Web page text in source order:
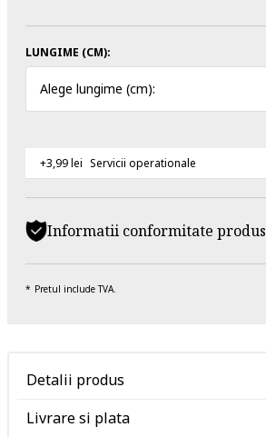
LUNGIME (CM):
Alege lungime (cm):
+3,99 lei Servicii operationale
Informatii conformitate produs
Pretul include TVA.
Detalii produs
Livrare si plata